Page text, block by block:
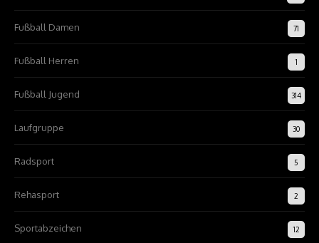
Fußball Damen 71
Fußball Herren 1
Fußball Jugend 314
Laufgruppe 30
Radsport 5
Rehasport 2
Sportabzeichen 12